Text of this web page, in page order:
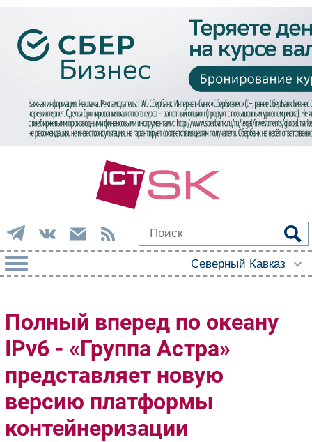
Импорто­замещение
Автоматизация Промышленности
Интернет
Мобильная связь
Фиксированная связь
Интеграция
Полный вперед по океану
IPv6 - «Группа Астра»
представляет новую
версию платформы
контейнеризации